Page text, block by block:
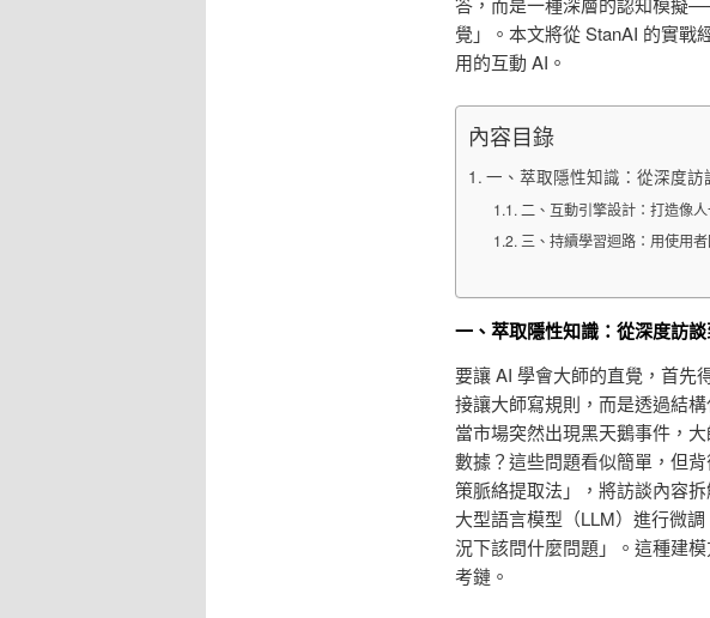
覺」。本文將從 StanAI 的實戰
用的互動 AI。
內容目錄
一、萃取隱性知識：從深度
二、互動引擎設計：打造像
三、持續學習迴路：用使用者
一、萃取隱性知識：從深度訪
要讓 AI 學會大師的直覺，首先
接讓大師寫規則，而是透過結
當市場突然出現黑天鵝事件，
數據？這些問題看似簡單，但
策脈絡提取法」，將訪談內容
大型語言模型（LLM）進行微
況下該問什麼問題」。這種建
考鏈。